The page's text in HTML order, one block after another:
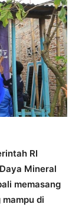
RI
Mineral
memasang
di